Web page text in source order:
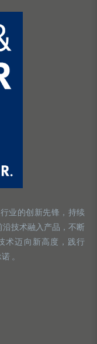
行业的创新先锋，持续
技术融入产品，不断
术迈向新高度，践行
。